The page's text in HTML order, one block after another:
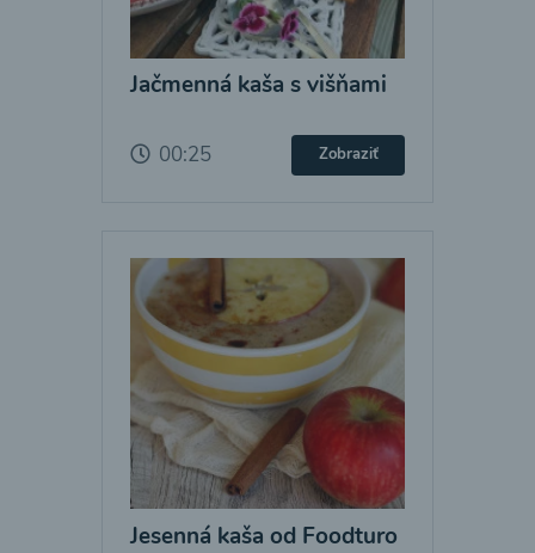
Jačmenná kaša s višňami
00:25 Zobraziť
Jesenná kaša od Foodturo